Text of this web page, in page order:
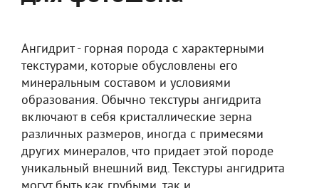
Ангидрит - горная порода с характерными
текстурами, которые обусловлены его
минеральным составом и условиями
образования. Обычно текстуры ангидрита
включают в себя кристаллические зерна
различных размеров, иногда с примесями
других минералов, что придает этой породе
уникальный внешний вид. Текстуры ангидрита